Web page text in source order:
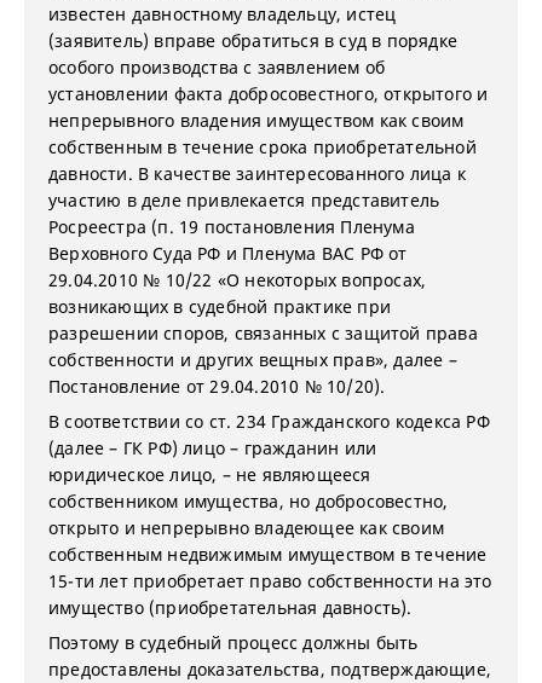
известен давностному владельцу, истец
(заявитель) вправе обратиться в суд в порядке
особого производства с заявлением об
установлении факта добросовестного, открытого и
непрерывного владения имуществом как своим
собственным в течение срока приобретательной
давности. В качестве заинтересованного лица к
участию в деле привлекается представитель
Росреестра (п. 19 постановления Пленума
Верховного Суда РФ и Пленума ВАС РФ от
29.04.2010 № 10/22 «О некоторых вопросах,
возникающих в судебной практике при
разрешении споров, связанных с защитой права
собственности и других вещных прав», далее –
Постановление от 29.04.2010 № 10/20).
В соответствии со ст. 234 Гражданского кодекса РФ
(далее – ГК РФ) лицо – гражданин или
юридическое лицо, – не являющееся
собственником имущества, но добросовестно,
открыто и непрерывно владеющее как своим
собственным недвижимым имуществом в течение
15-ти лет приобретает право собственности на это
имущество (приобретательная давность).
Поэтому в судебный процесс должны быть
предоставлены доказательства, подтверждающие,